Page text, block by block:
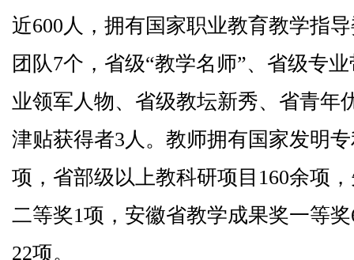
近600人，拥有国家职业教育教学指
团队7个，省级“教学名师”、省级专
业领军人物、省级教坛新秀、省青年
津贴获得者3人。教师拥有国家发明
项，省部级以上教科研项目160余项
二等奖1项，安徽省教学成果奖一等
22项。